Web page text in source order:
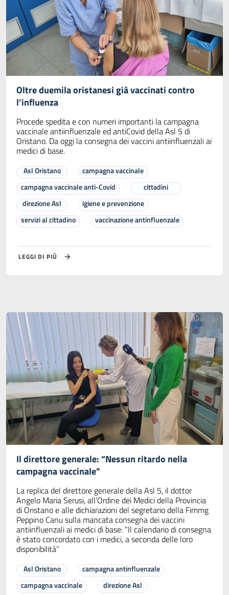
Oltre duemila oristanesi già vaccinati contro
l’influenza
Procede spedita e con numeri importanti la campagna
vaccinale antiinfluenzale ed antiCovid della Asl 5 di
Oristano. Da oggi la consegna dei vaccini antiinfluenzali ai
medici di base.
Asl Oristano
campagna vaccinale
campagna vaccinale anti-Covid
cittadini
direzione Asl
igiene e prevenzione
servizi al cittadino
vaccinazione antinfluenzale
LEGGI DI PIÙ
Il direttore generale: “Nessun ritardo nella
campagna vaccinale”
La replica del direttore generale della Asl 5, il dottor
Angelo Maria Serusi, all’Ordine dei Medici della Provincia
di Oristano e alle dichiarazioni del segretario della Fimmg
Peppino Canu sulla mancata consegna dei vaccini
antiinfluenzali ai medici di base: “Il calendario di consegna
è stato concordato con i medici, a seconda delle loro
disponibilità”
Asl Oristano
campagna antinfluenzale
campagna vaccinale
direzione Asl